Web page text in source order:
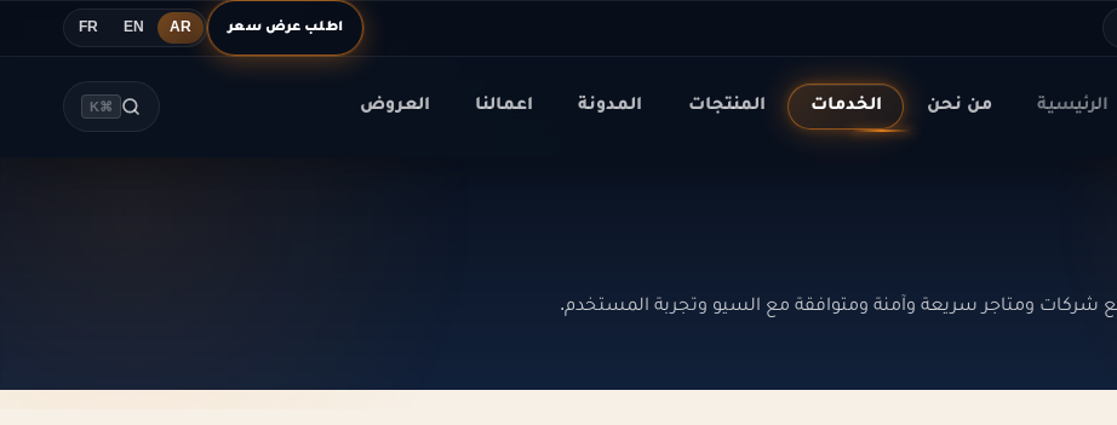
اطلب عرض سعر AR
EN
FR
الرئيسية من نحن الخدمات المنتجات المدونة اعمالنا العروض ⌘K